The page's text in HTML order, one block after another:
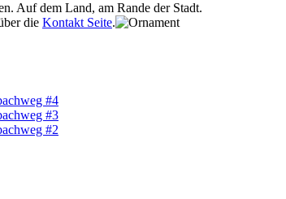
Auf dem Land, am Rande der Stadt.
die Kontakt Seite.
#4
#3
#2